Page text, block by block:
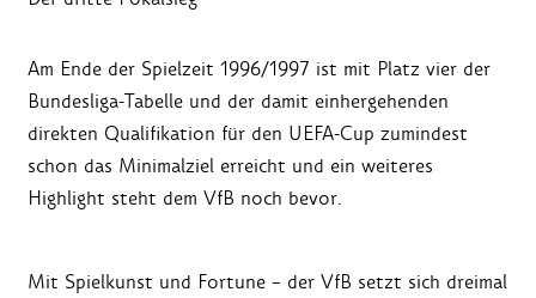
Am Ende der Spielzeit 1996/1997 ist mit Platz vier der
Bundesliga-Tabelle und der damit einhergehenden
direkten Qualifikation für den UEFA-Cup zumindest
schon das Minimalziel erreicht und ein weiteres
Highlight steht dem VfB noch bevor.
Mit Spielkunst und Fortune – der VfB setzt sich dreimal